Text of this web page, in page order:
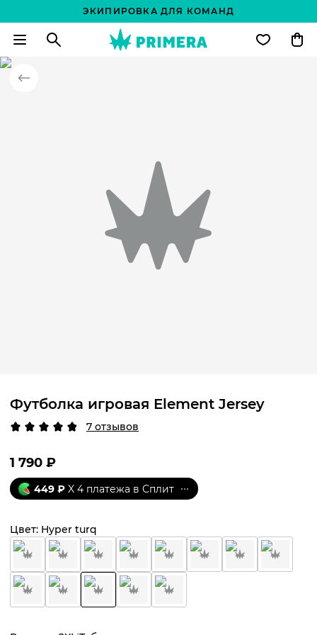
ЭКИПИРОВКА ДЛЯ КОМАНД
Футболка игровая Element Jersey
7 отзывов
1 790 ₽
449 ₽ X 4 платежа в Сплит
Цвет: Hyper turq